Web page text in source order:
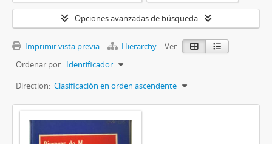
Opciones avanzadas de búsqueda
Imprimir vista previa Hierarchy
Ver :
Ordenar por: Identificador
Direction: Clasificación en orden ascendente